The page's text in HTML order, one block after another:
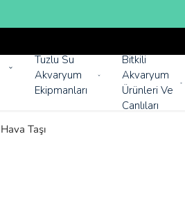
Tuzlu Su
Akvaryum
Ekipmanları
Bitkili
Akvaryum
Ürünleri Ve
Canlıları
Hava Taşı